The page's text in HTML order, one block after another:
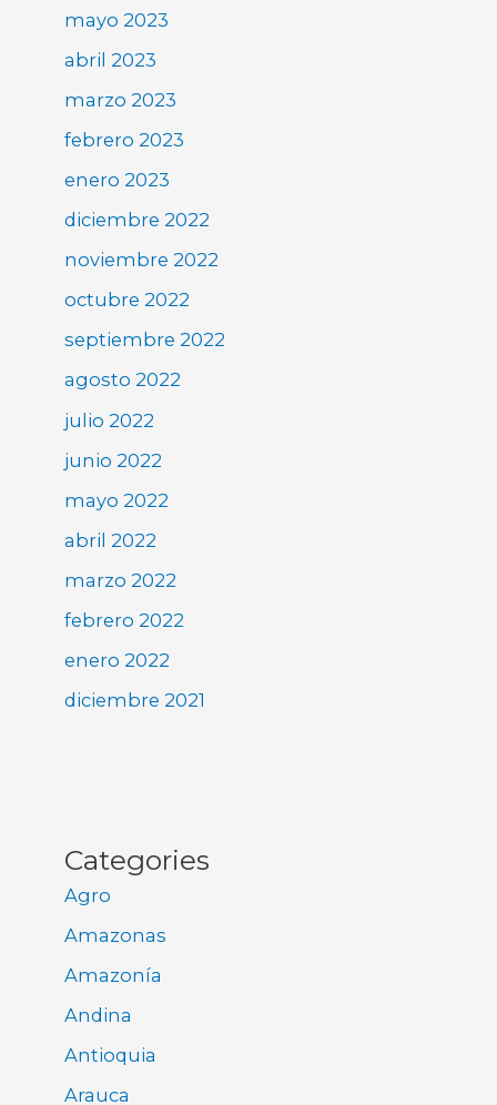
mayo 2023
abril 2023
marzo 2023
febrero 2023
enero 2023
diciembre 2022
noviembre 2022
octubre 2022
septiembre 2022
agosto 2022
julio 2022
junio 2022
mayo 2022
abril 2022
marzo 2022
febrero 2022
enero 2022
diciembre 2021
Categories
Agro
Amazonas
Amazonía
Andina
Antioquia
Arauca